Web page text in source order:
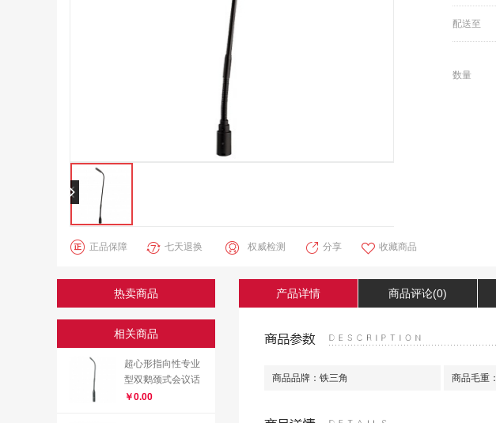
正品保障 七天退换 权威检测 分享 收藏商品
配送至
数量
热卖商品
相关商品
超心形指向性专业
型双鹅颈式会议话
筒 - ES937aH
￥0.00
产品详情 商品评论(0)
商品品牌：铁三角 商品毛重：